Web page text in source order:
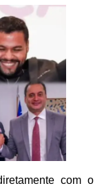
com o